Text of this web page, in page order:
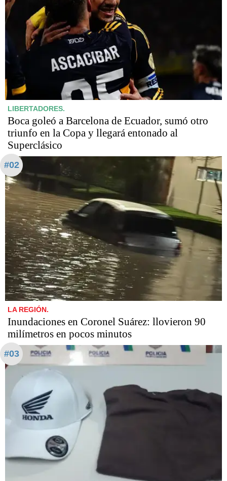
LIBERTADORES.
Boca goleó a Barcelona de Ecuador, sumó otro
triunfo en la Copa y llegará entonado al
Superclásico
#02
LA REGIÓN.
Inundaciones en Coronel Suárez: llovieron 90
milímetros en pocos minutos
#03